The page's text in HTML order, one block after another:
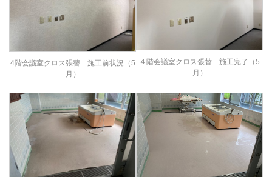
4階会議室クロス張替 施工前状況（5
月）
４階会議室クロス張替 施工完了（5
月）